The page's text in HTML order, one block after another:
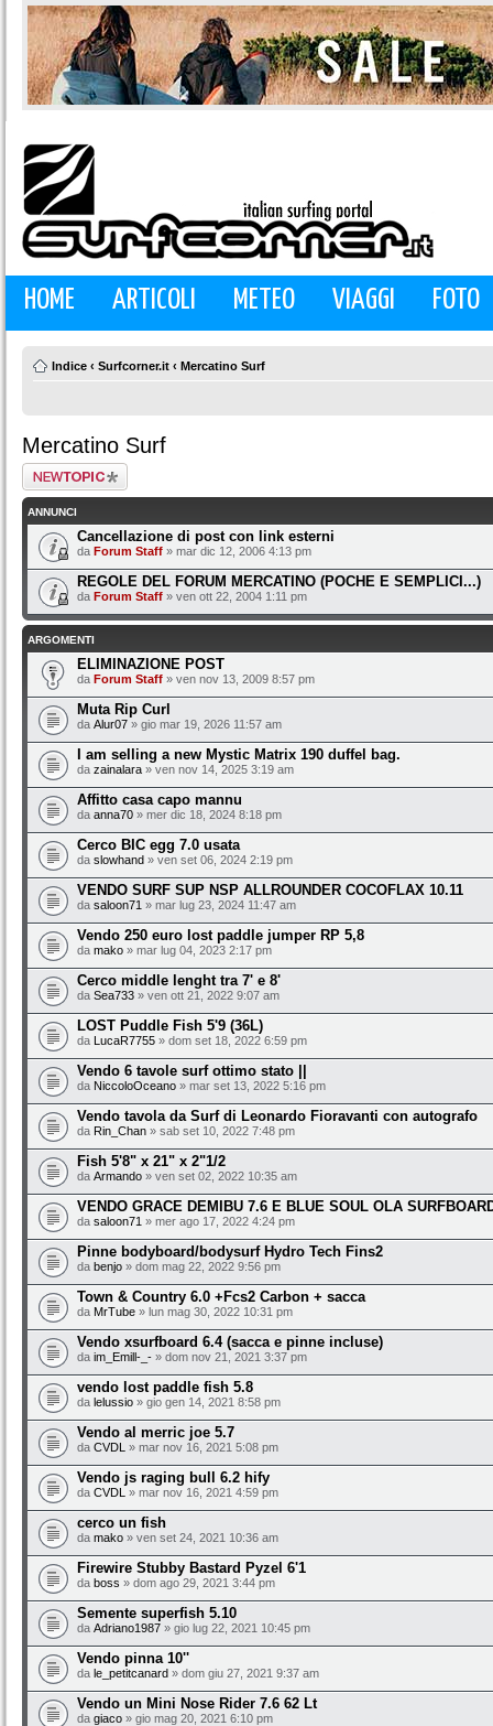
HOME ARTICOLI METEO VIAGGI FOTO
Indice ‹ Surfcorner.it ‹ Mercatino Surf
Mercatino Surf
Scrivi un nuovo
argomento
ANNUNCI
Cancellazione di post con link esterni
da Forum Staff » mar dic 12, 2006 4:13 pm
REGOLE DEL FORUM MERCATINO (POCHE E SEMPLICI...)
da Forum Staff » ven ott 22, 2004 1:11 pm
ARGOMENTI
ELIMINAZIONE POST
da Forum Staff » ven nov 13, 2009 8:57 pm
Muta Rip Curl
da Alur07 » gio mar 19, 2026 11:57 am
I am selling a new Mystic Matrix 190 duffel bag.
da zainalara » ven nov 14, 2025 3:19 am
Affitto casa capo mannu
da anna70 » mer dic 18, 2024 8:18 pm
Cerco BIC egg 7.0 usata
da slowhand » ven set 06, 2024 2:19 pm
VENDO SURF SUP NSP ALLROUNDER COCOFLAX 10.11
da saloon71 » mar lug 23, 2024 11:47 am
Vendo 250 euro lost paddle jumper RP 5,8
da mako » mar lug 04, 2023 2:17 pm
Cerco middle lenght tra 7' e 8'
da Sea733 » ven ott 21, 2022 9:07 am
LOST Puddle Fish 5'9 (36L)
da LucaR7755 » dom set 18, 2022 6:59 pm
Vendo 6 tavole surf ottimo stato ||
da NiccoloOceano » mar set 13, 2022 5:16 pm
Vendo tavola da Surf di Leonardo Fioravanti con autografo
da Rin_Chan » sab set 10, 2022 7:48 pm
Fish 5'8" x 21" x 2"1/2
da Armando » ven set 02, 2022 10:35 am
VENDO GRACE DEMIBU 7.6 E BLUE SOUL OLA
da saloon71 » mer ago 17, 2022 4:24 pm
Pinne bodyboard/bodysurf Hydro Tech Fins2
da benjo » dom mag 22, 2022 9:56 pm
Town & Country 6.0 +Fcs2 Carbon + sacca
da MrTube » lun mag 30, 2022 10:31 pm
Vendo xsurfboard 6.4 (sacca e pinne incluse)
da im_Emill-_- » dom nov 21, 2021 3:37 pm
vendo lost paddle fish 5.8
da lelussio » gio gen 14, 2021 8:58 pm
Vendo al merric joe 5.7
da CVDL » mar nov 16, 2021 5:08 pm
Vendo js raging bull 6.2 hify
da CVDL » mar nov 16, 2021 4:59 pm
cerco un fish
da mako » ven set 24, 2021 10:36 am
Firewire Stubby Bastard Pyzel 6'1
da boss » dom ago 29, 2021 3:44 pm
Semente superfish 5.10
da Adriano1987 » gio lug 22, 2021 10:45 pm
Vendo pinna 10''
da le_petitcanard » dom giu 27, 2021 9:37 am
Vendo un Mini Nose Rider 7.6 62 Lt
da giaco » gio mag 20, 2021 6:10 pm